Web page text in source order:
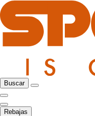
Buscar
Rebajas